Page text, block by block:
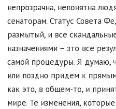
непрозрачна, непонятна
сенаторам. Статус Совета
размытый, и все
назначениями – это все
самой процедуры. Я думаю,
или поздно придем к
как это, в общем-то, и
мире. Те изменения,